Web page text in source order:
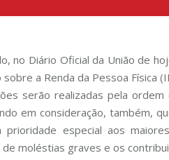
no Diário Oficial da União de
a Renda da Pessoa Física
serão realizadas pela
em consideração, também,
prioridade especial aos
moléstias graves e os